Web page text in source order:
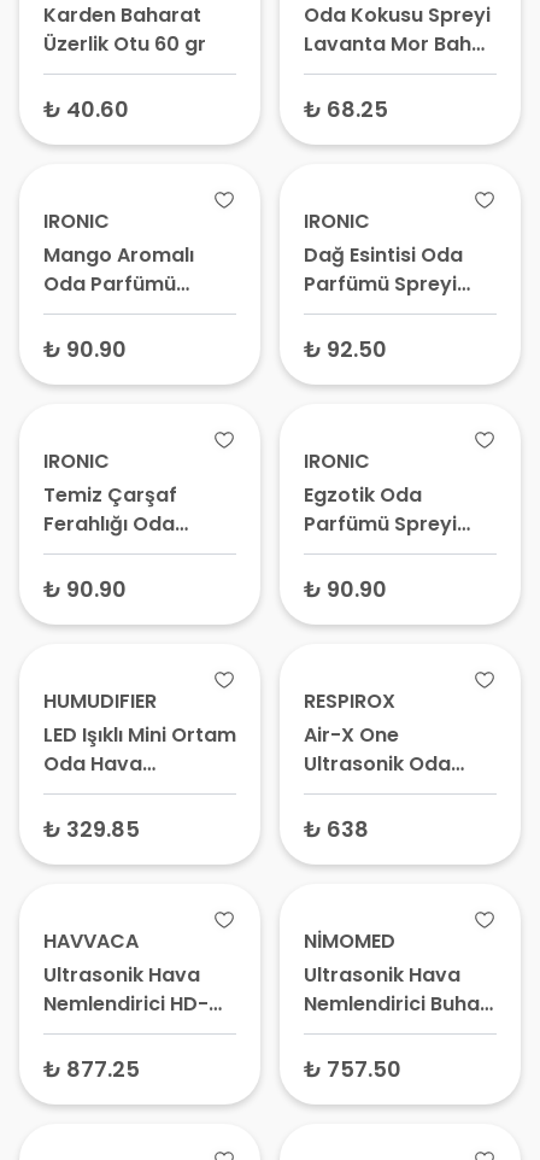
Karden Baharat
Üzerlik Otu 60 gr
₺ 40.60
Oda Kokusu Spreyi
Lavanta Mor Bahar
500 ml
₺ 68.25
IRONIC
Mango Aromalı
Oda Parfümü
Spreyi 400 ml
₺ 90.90
IRONIC
Dağ Esintisi Oda
Parfümü Spreyi
400 ml
₺ 92.50
IRONIC
Temiz Çarşaf
Ferahlığı Oda
Parfüm Spreyi 400
ml
₺ 90.90
IRONIC
Egzotik Oda
Parfümü Spreyi
400 ml
₺ 90.90
HUMUDIFIER
LED Işıklı Mini Ortam
Oda Hava
Nemlendirici ve
Taşınabilir Buhar
₺ 329.85
RESPIROX
Air-X One
Ultrasonik Oda
Hava Nemlendirici
2.5 Lt
₺ 638
HAVVACA
Ultrasonik Hava
Nemlendirici HD-
1349 2.6 Lt
₺ 877.25
NİMOMED
Ultrasonik Hava
Nemlendirici Buhar
Makinesi HNK-
HUM-01
₺ 757.50